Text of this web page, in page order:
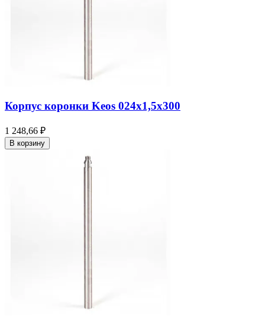
Корпус коронки Keos 024x1,5x300
1 248,66 ₽
В корзину